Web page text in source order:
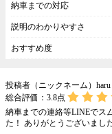
納車までの対応
説明のわかりやすさ
おすすめ度
投稿者（ニックネーム）haru
総合評価： 3.8点
納車までの連絡等LINEでス
た！ ありがとうございまし